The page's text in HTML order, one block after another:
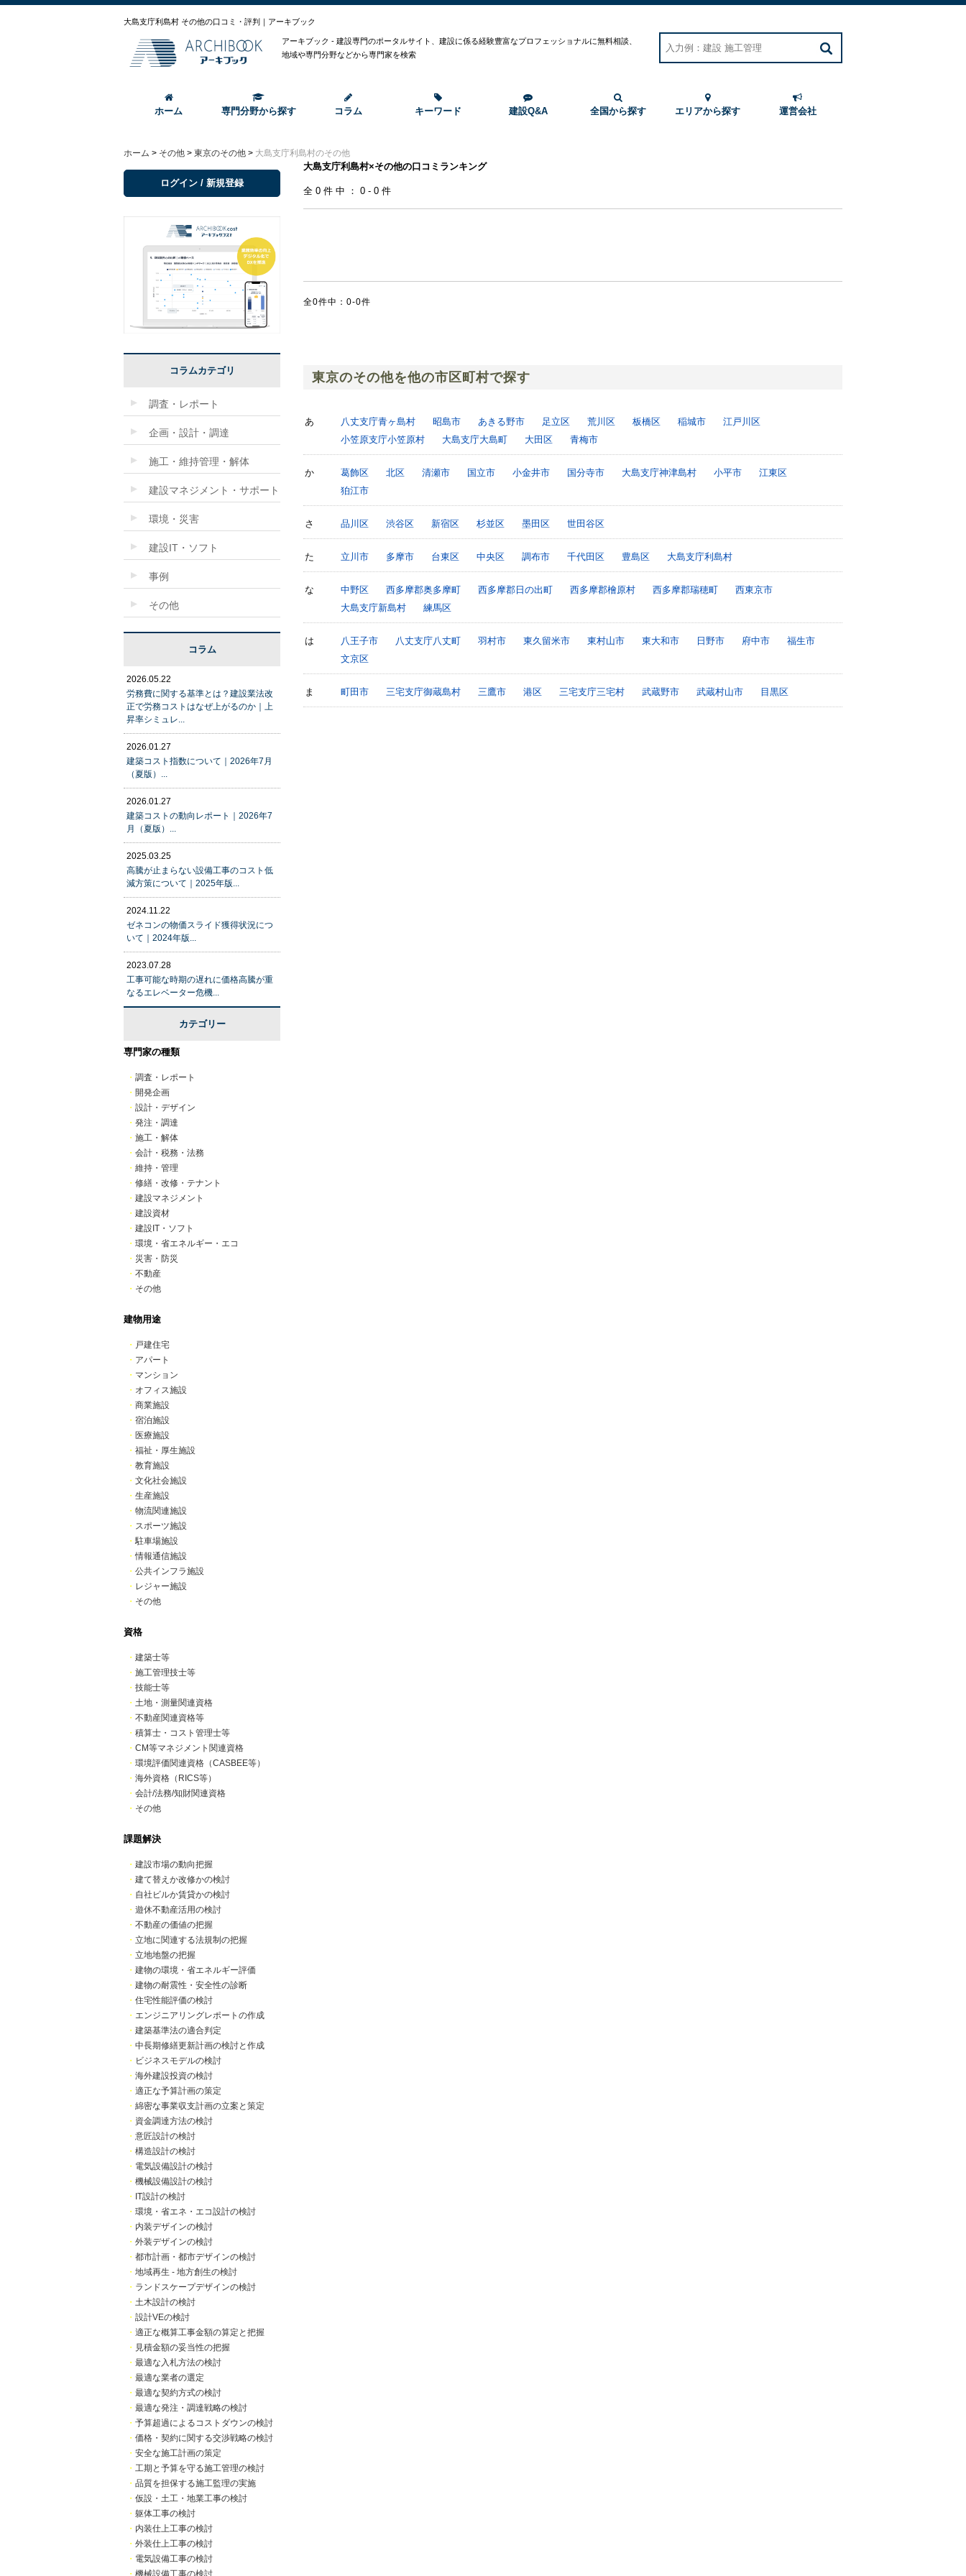
大島支庁利島村 その他の口コミ・評判｜アーキブック
アーキブック - 建設専門のポータルサイト、建設に係る経験豊富なプロフェッショナルに無料相談、
地域や専門分野などから専門家を検索
ホーム 専門分野から探す コラム キーワード 建設Q&A 全国から探す エリアから探す 運営会社
ホーム > その他 > 東京のその他 > 大島支庁利島村のその他
大島支庁利島村×その他の口コミランキング
全0件中：0-0件
全0件中：0-0件
東京のその他を他の市区町村で探す
あ 八丈支庁青ヶ島村 昭島市 あきる野市 足立区 荒川区 板橋区 稲城市
江戸川区
小笠原支庁小笠原村
大島支庁大島町 大田区 青梅市
か 葛飾区 北区 清瀬市 国立市 小金井市 国分寺市 大島支庁神津島村 小平市
江東区
狛江市
さ 品川区 渋谷区 新宿区 杉並区 墨田区 世田谷区
た 立川市 多摩市 台東区 中央区 調布市 千代田区 豊島区 大島支庁利島村
な 中野区 西多摩郡奥多摩町 西多摩郡日の出町 西多摩郡檜原村 西多摩郡瑞穂町
西東京市
大島支庁新島村
練馬区
は 八王子市 八丈支庁八丈町 羽村市 東久留米市 東村山市 東大和市 日野市 府中市
福生市
文京区
ま 町田市 三宅支庁御蔵島村 三鷹市 港区 三宅支庁三宅村 武蔵野市 武蔵村山市 目黒区
ログイン / 新規登録
コラムカテゴリ
調査・レポート
企画・設計・調達
施工・維持管理・解体
建設マネジメント・サポート
環境・災害
建設IT・ソフト
事例
その他
コラム
2026.05.22
労務費に関する基準とは？建設業法改
正で労務コストはなぜ上がるのか｜上
昇率シミュレ...
2026.01.27
建築コスト指数について｜2026年7月
（夏版）...
2026.01.27
建築コストの動向レポート｜2026年7
月（夏版）...
2025.03.25
高騰が止まらない設備工事のコスト低
減方策について｜2025年版...
2024.11.22
ゼネコンの物価スライド獲得状況につ
いて｜2024年版...
2023.07.28
工事可能な時期の遅れに価格高騰が重
なるエレベーター危機...
カテゴリー
専門家の種類
・ 調査・レポート
・ 開発企画
・ 設計・デザイン
・ 発注・調達
・ 施工・解体
・ 会計・税務・法務
・ 維持・管理
・ 修繕・改修・テナント
・ 建設マネジメント
・ 建設資材
・ 建設IT・ソフト
・ 環境・省エネルギー・エコ
・ 災害・防災
・ 不動産
・ その他
建物用途
・ 戸建住宅
・ アパート
・ マンション
・ オフィス施設
・ 商業施設
・ 宿泊施設
・ 医療施設
・ 福祉・厚生施設
・ 教育施設
・ 文化社会施設
・ 生産施設
・ 物流関連施設
・ スポーツ施設
・駐車場施設
・情報通信施設
・ 公共インフラ施設
・ レジャー施設
・ その他
資格
・ 建築士等
・ 施工管理技士等
・ 技能士等
・ 土地・測量関連資格
・ 不動産関連資格等
・ 積算士・コスト管理士等
・ CM等マネジメント関連資格
・ 環境評価関連資格（CASBEE等）
・ 海外資格（RICS等）
・ 会計/法務/知財関連資格
・ その他
課題解決
・ 建設市場の動向把握
・ 建て替えか改修かの検討
・ 自社ビルか賃貸かの検討
・ 遊休不動産活用の検討
・ 不動産の価値の把握
・ 立地に関連する法規制の把握
・ 立地地盤の把握
・ 建物の環境・省エネルギー評価
・ 建物の耐震性・安全性の診断
・ 住宅性能評価の検討
・ エンジニアリングレポートの作成
・ 建築基準法の適合判定
・ 中長期修繕更新計画の検討と作成
・ ビジネスモデルの検討
・ 海外建設投資の検討
・ 適正な予算計画の策定
・ 綿密な事業収支計画の立案と策定
・ 資金調達方法の検討
・ 意匠設計の検討
・ 構造設計の検討
・ 電気設備設計の検討
・ 機械設備設計の検討
・ IT設計の検討
・ 環境・省エネ・エコ設計の検討
・ 内装デザインの検討
・ 外装デザインの検討
・ 都市計画・都市デザインの検討
・ 地域再生 - 地方創生の検討
・ ランドスケープデザインの検討
・ 土木設計の検討
・ 設計VEの検討
・ 適正な概算工事金額の算定と把握
・ 見積金額の妥当性の把握
・ 最適な入札方法の検討
・ 最適な業者の選定
・ 最適な契約方式の検討
・ 最適な発注・調達戦略の検討
・ 予算超過によるコストダウンの検討
・ 価格・契約に関する交渉戦略の検討
・ 安全な施工計画の策定
・ 工期と予算を守る施工管理の検討
・ 品質を担保する施工監理の実施
・ 仮設・土工・地業工事の検討
・ 躯体工事の検討
・ 内装仕上工事の検討
・ 外装仕上工事の検討
・ 電気設備工事の検討
・ 機械設備工事の検討